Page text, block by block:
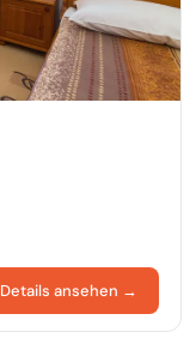
Details ansehen →